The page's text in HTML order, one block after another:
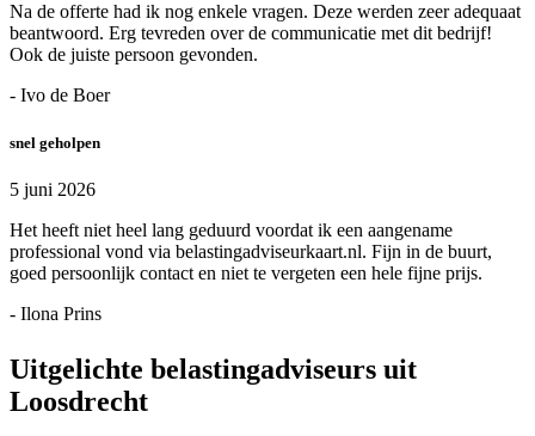
Na de offerte had ik nog enkele vragen. Deze werden zeer adequaat
beantwoord. Erg tevreden over de communicatie met dit bedrijf!
Ook de juiste persoon gevonden.
- Ivo de Boer
snel geholpen
5 juni 2026
Het heeft niet heel lang geduurd voordat ik een aangename
professional vond via belastingadviseurkaart.nl. Fijn in de buurt,
goed persoonlijk contact en niet te vergeten een hele fijne prijs.
- Ilona Prins
Uitgelichte belastingadviseurs uit
Loosdrecht